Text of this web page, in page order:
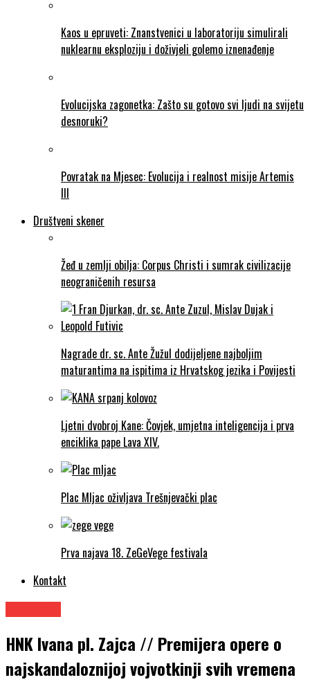
Kaos u epruveti: Znanstvenici u laboratoriju simulirali
nuklearnu eksploziju i doživjeli golemo iznenađenje
Evolucijska zagonetka: Zašto su gotovo svi ljudi na svijetu
desnoruki?
Povratak na Mjesec: Evolucija i realnost misije Artemis
III
Društveni skener
Žeđ u zemlji obilja: Corpus Christi i sumrak civilizacije
neograničenih resursa
Nagrade dr. sc. Ante Žužul dodijeljene najboljim
maturantima na ispitima iz Hrvatskog jezika i Povijesti
Ljetni dvobroj Kane: Čovjek, umjetna inteligencija i prva
enciklika pape Lava XIV.
Plac Mljac oživljava Trešnjevački plac
Prva najava 18. ZeGeVege festivala
Kontakt
HNK Ivana pl. Zajca // Premijera opere o
najskandaloznijoj vojvotkinji svih vremena